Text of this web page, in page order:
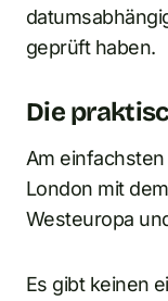
geprüft haben.
Die
Am
London mit
Westeuropa
Es gibt keinen